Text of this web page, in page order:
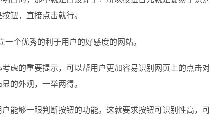
钮，直接点击就行。
虑的重要提示，可以帮用户更加容易识别网页上的点击
的外观，一举两得。
能够一眼判断按钮的功能。这就要求按钮可识别性高，